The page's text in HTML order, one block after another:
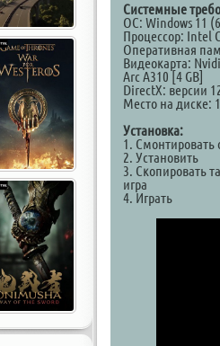
Системные
ОС: Windows 11
Процессор: Intel
Оперативная
Видеокарта:
Arc A310 [4 GB]
DirectX: версии
Место на диске:
Установка:
1. Смонтировать
2. Установить
3. Скопировать
игра
4. Играть